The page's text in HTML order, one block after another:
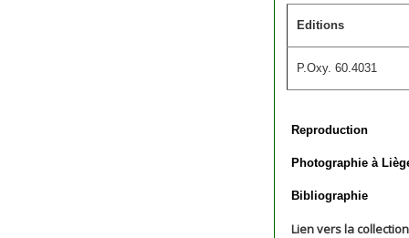
Editions
P.Oxy. 60.4031
Reproduction
Photographie à
Bibliographie
Lien vers la